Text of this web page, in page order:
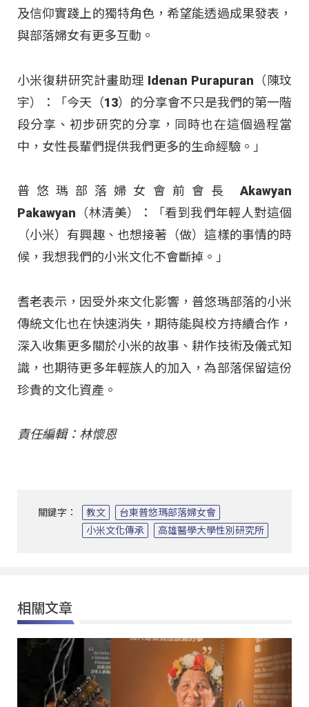
及信仰實踐上的獨特角色，希望能透過成果發表，
與部落婦女有更多互動。
小米復耕研究計畫助理 Idenan Purapuran（陳玟
宇）：「今天（13）的分享會不只是我們的第一階
段分享、初步研究的分享，同時也在這個過程當
中，女性長輩們提供我們更多的生命經驗。」
普悠瑪部落婦女會前會長 Akawyan
Pakawyan（林清美）：「看到我們年輕人對這個
（小米）有興趣、也想接著（做）這樣的事情的時
候，我想我們的小米文化不會斷掉。」
耆老表示，因受外來文化影響，普悠瑪部落的小米
傳統文化也在快速消失，期待能與校方持續合作，
深入收集更多關於小米的故事、耕作技術及儀式知
識，也期待更多年輕族人的加入，為部落保留這份
珍貴的文化資產。
責任編輯：林懷恩
關鍵字： 教文
台東普悠瑪部落婦女會
小米文化傳承
高雄醫學大學性別研究所
相關文章